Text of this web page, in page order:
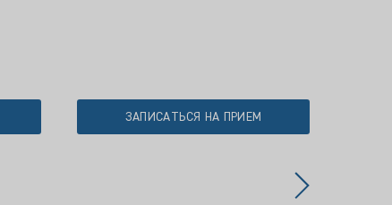
ЗАПИСАТЬСЯ НА ПРИЕМ